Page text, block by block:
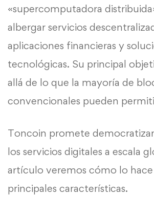
«supercomputadora
albergar servicios
aplicaciones financieras y
tecnológicas. Su principal
allá de lo que la mayoría de
convencionales pueden
Toncoin promete
los servicios digitales a escala
artículo veremos cómo lo hace
principales características.